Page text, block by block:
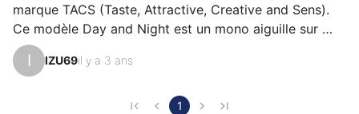
marque TACS (Taste, Attractive, Creative and Sens).
Ce modèle Day and Night est un mono aiguille sur
base de 24h, avec midi à midi et minuit à 6h (si l'on
peut dire !). Le cadran découpé en deux zones jour et
celui du bas la lune. Quand il est midi, l’aiguille portant
I IZU69il y a 3 ans
1